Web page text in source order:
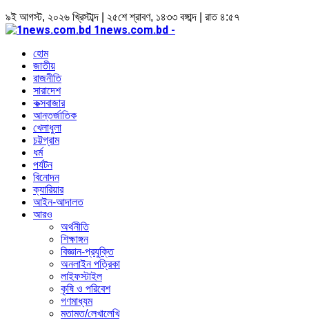
৯ই আগস্ট, ২০২৬ খ্রিস্টাব্দ | ২৫শে শ্রাবণ, ১৪৩৩ বঙ্গাব্দ | রাত ৪:৫৭
1news.com.bd -
হোম
জাতীয়
রাজনীতি
সারাদেশ
কক্সবাজার
আন্তর্জাতিক
খেলাধুলা
চট্টগ্রাম
ধর্ম
পর্যটন
বিনোদন
ক্যারিয়ার
আইন-আদালত
আরও
অর্থনীতি
শিক্ষাঙ্গন
বিজ্ঞান-প্রযুক্তি
অনলাইন পত্রিকা
লাইফস্টাইল
কৃষি ও পরিবেশ
গণমাধ্যম
মতামত/লেখালেখি